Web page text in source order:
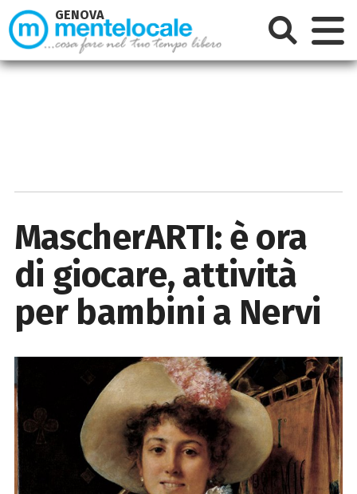
MascherARTI: è ora
di giocare, attività
per bambini a Nervi
GENOVA